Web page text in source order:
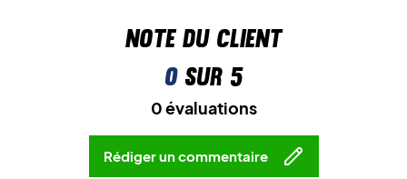
Note du client
0sur 5
0 évaluations
Rédiger un commentaire